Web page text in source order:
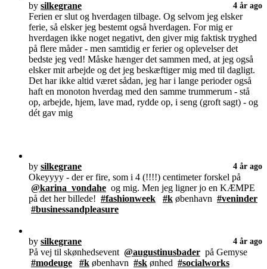
by silkegrane 4 år ago
Ferien er slut og hverdagen tilbage. Og selvom jeg elsker
ferie, så elsker jeg bestemt også hverdagen. For mig er
hverdagen ikke noget negativt, den giver mig faktisk tryghed
på flere måder - men samtidig er ferier og oplevelser det
bedste jeg ved! Måske hænger det sammen med, at jeg også
elsker mit arbejde og det jeg beskæftiger mig med til dagligt.
Det har ikke altid været sådan, jeg har i lange perioder også
haft en monoton hverdag med den samme trummerum - stå
op, arbejde, hjem, lave mad, rydde op, i seng (groft sagt) - og
dét gav mig
by silkegrane 4 år ago
Okeyyyy - der er fire, som i 4 (!!!!) centimeter forskel på
@karina_vondahe og mig. Men jeg ligner jo en KÆMPE
på det her billede! #fashionweek #k øbenhavn #veninder
#businessandpleasure
by silkegrane 4 år ago
På vej til skønhedsevent @augustinusbader på Gemyse
#modeuge
#k øbenhavn #sk ønhed #socialworks